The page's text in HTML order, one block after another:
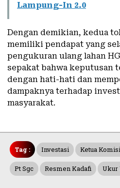
Lampung-In 2.0
Dengan demikian, kedua
memiliki pendapat yang
pengukuran ulang lahan
sepakat bahwa keputusan
dengan hati-hati dan
dampaknya terhadap
masyarakat.
Tag : Investasi Ketua
Pt Sgc Resmen Kadafi Ukur